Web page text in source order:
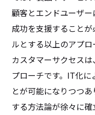
顧客とエンドユーザ
成功を支援すること
ルとする以上のアプロ
カスタマーサクセス
プローチです。IT化
とが可能になりつつ
する方法論が徐々に確